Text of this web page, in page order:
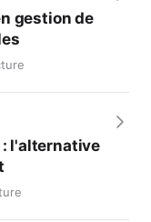
gestion de
l'alternative